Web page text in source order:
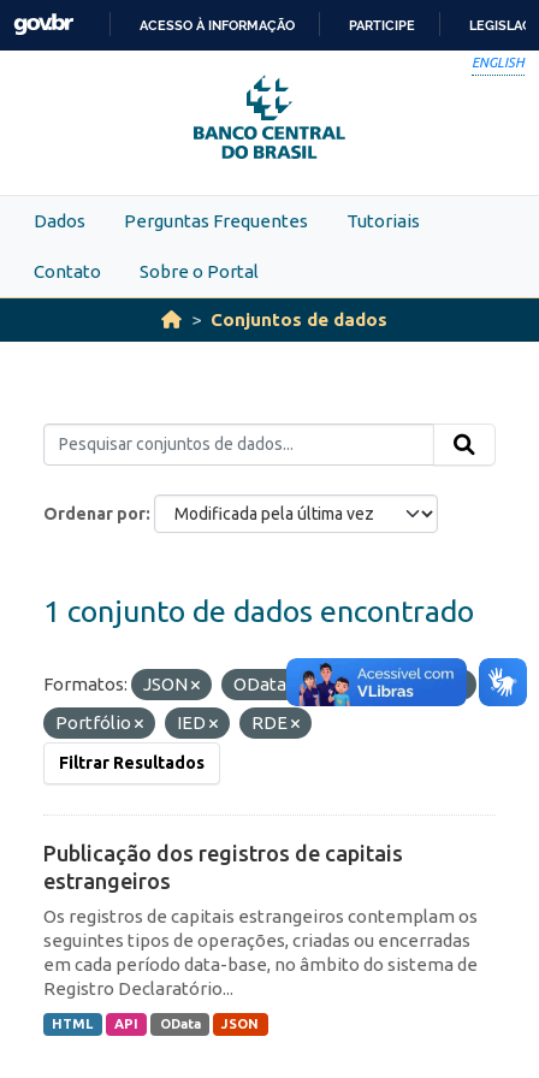
Skip to main content
PARA
O
CONTEÚDO
ACESSO À INFORMAÇÃO PARTICIPE
ENGLISH
Dados Perguntas Frequentes Tutoriais
Contato Sobre o Portal
Conjuntos de dados
Ordenar por
1 conjunto de dados encontrado
Formatos: JSON OData Etiquetas:
ROF
Portfólio
IED RDE
Filtrar Resultados
Publicação dos registros de capitais
estrangeiros
Os registros de capitais estrangeiros contemplam os
seguintes tipos de operações, criadas ou encerradas
em cada período data-base, no âmbito do sistema de
Registro Declaratório...
HTML API OData JSON